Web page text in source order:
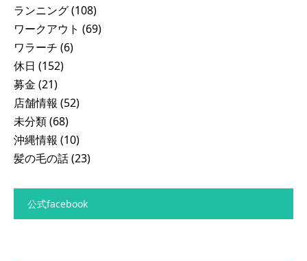
ランニング(108)
ワークアウト (69)
ワラーチ (6)
休日 (152)
募金 (21)
店舗情報 (52)
未分類(68)
沖縄情報 (10)
髪の毛の話(23)
公式facebook